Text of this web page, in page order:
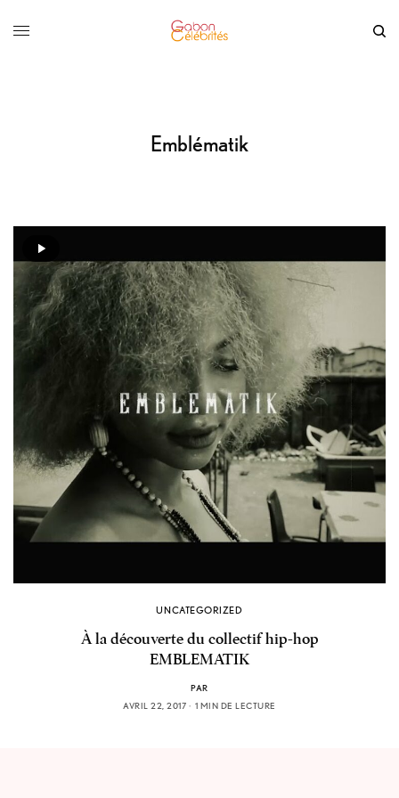
Emblématik
UNCATEGORIZED
À la découverte du collectif hip-hop
EMBLEMATIK
PAR
AVRIL 22, 2017
1 MIN DE LECTURE